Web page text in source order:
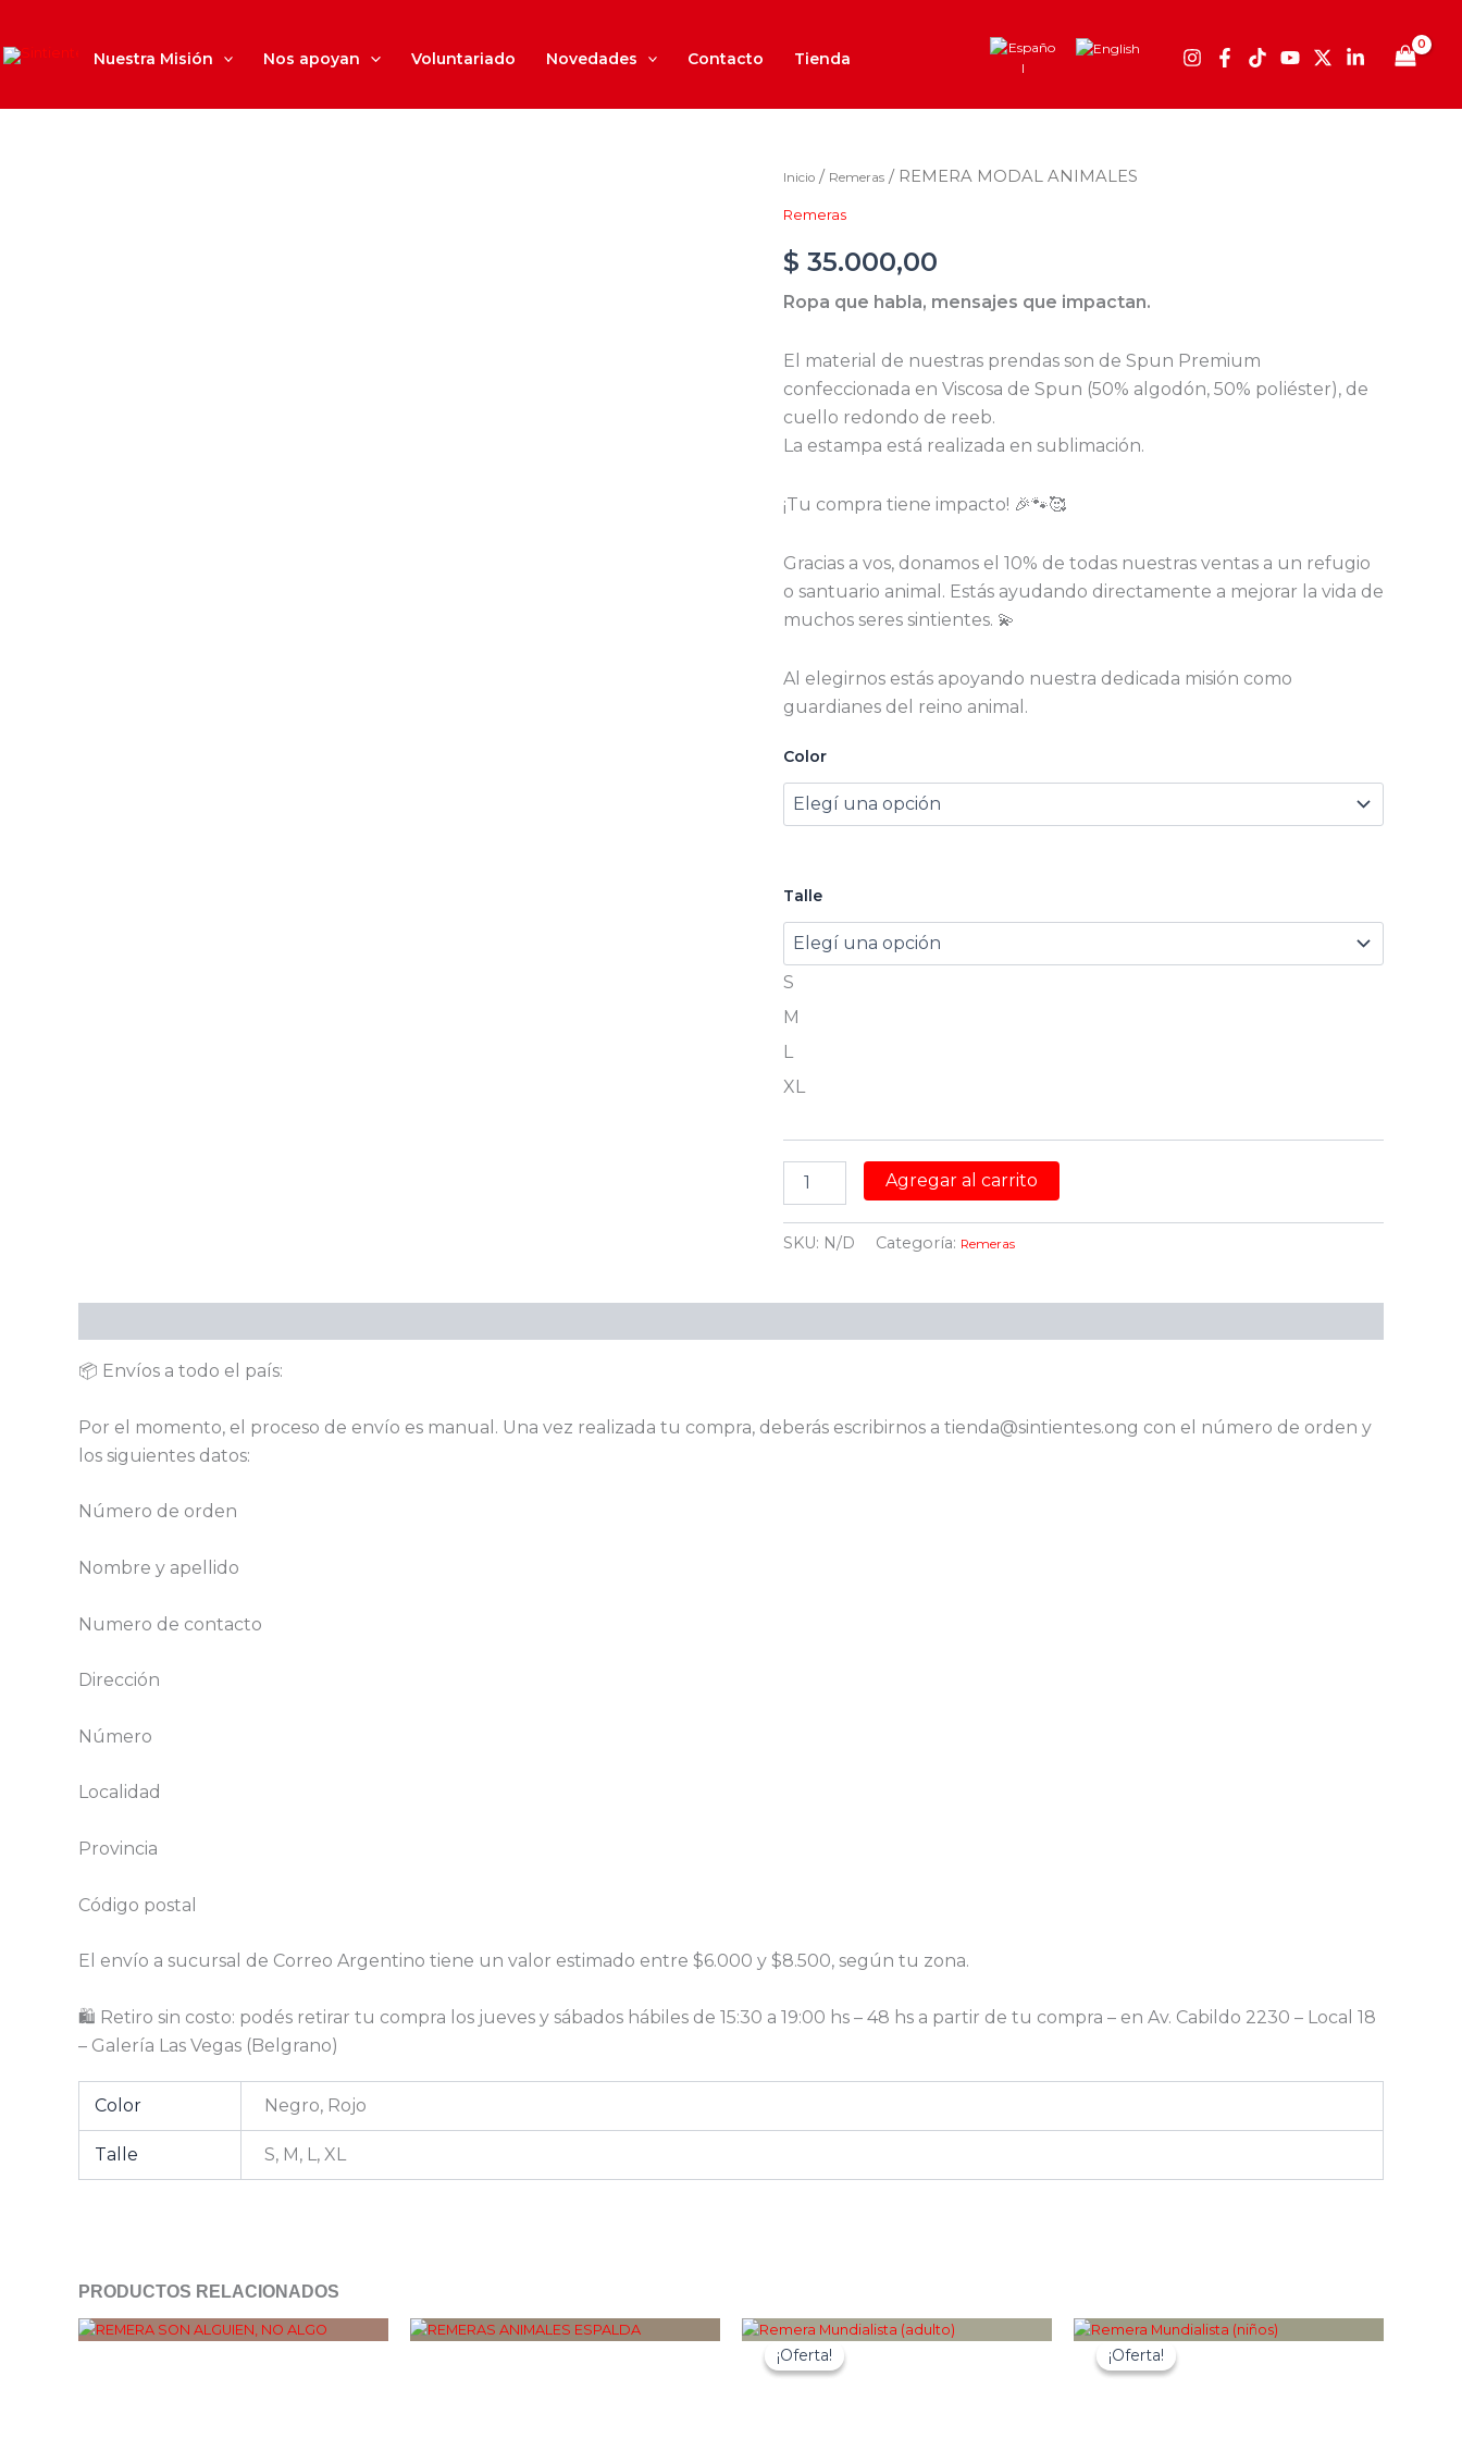
contenido
Nuestra Misión Nos apoyan Voluntariado Novedades Contacto Tienda
Inicio / Remeras / REMERA MODAL ANIMALES
Remeras
$ 35.000,00
Ropa que habla, mensajes que impactan.
El material de nuestras prendas son de Spun Premium
confeccionada en Viscosa de Spun (50% algodón, 50% poliéster), de
cuello redondo de reeb.
La estampa está realizada en sublimación.
¡Tu compra tiene impacto! 🎉🐾🥰
Gracias a vos, donamos el 10% de todas nuestras ventas a un refugio
o santuario animal. Estás ayudando directamente a mejorar la vida de
muchos seres sintientes. 💫
Al elegirnos estás apoyando nuestra dedicada misión como
guardianes del reino animal.
Color
Talle
S
M
L
XL
REMERA
ANIMALES
Agregar al carrito
SKU: N/D Categoría: Remeras
📦 Envíos a todo el país:
Por el momento, el proceso de envío es manual. Una vez realizada tu compra, deberás escribirnos a tienda@sintientes.ong con el número de orden y
los siguientes datos:
Número de orden
Nombre y apellido
Numero de contacto
Dirección
Número
Localidad
Provincia
Código postal
El envío a sucursal de Correo Argentino tiene un valor estimado entre $6.000 y $8.500, según tu zona.
🛍️ Retiro sin costo: podés retirar tu compra los jueves y sábados hábiles de 15:30 a 19:00 hs – 48 hs a partir de tu compra – en Av. Cabildo 2230 – Local 18
– Galería Las Vegas (Belgrano)
Color Negro, Rojo
Talle S, M, L, XL
PRODUCTOS RELACIONADOS
¡Oferta!
¡Oferta! ¡Oferta!
¡Oferta!